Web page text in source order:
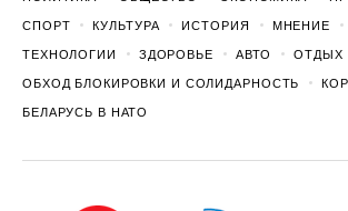
СПОРТ КУЛЬТУРА ИСТОРИЯ МНЕНИЕ
ТЕХНОЛОГИИ ЗДОРОВЬЕ АВТО ОТДЫХ
ОБХОД БЛОКИРОВКИ И СОЛИДАРНОСТЬ
БЕЛАРУСЬ В НАТО